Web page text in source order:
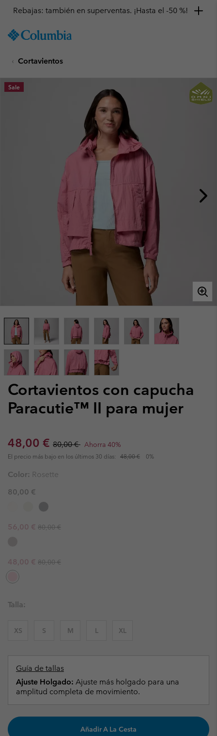
TO
SKIP
MAIN
NAV
Rebajas: también en superventas. ¡Hasta el -50 %!
Cortavientos
Cortavientos con capucha
Paracutie™ II para mujer
Sale price:
48,00 € Regular price:
80,00 € Ahorra 40%
El precio más bajo en los últimos 30 días: 48,00 € 0%
Sale
Color: Rosette
80,00 €
Sale price:
56,00 € Regular price:
80,00 €
Sale price:
48,00 € Regular price:
80,00 €
Talla:
XS S M L XL
Guía de tallas
Ajuste Holgado: Ajuste más holgado para una
amplitud completa de movimiento.
Añadir A La Cesta